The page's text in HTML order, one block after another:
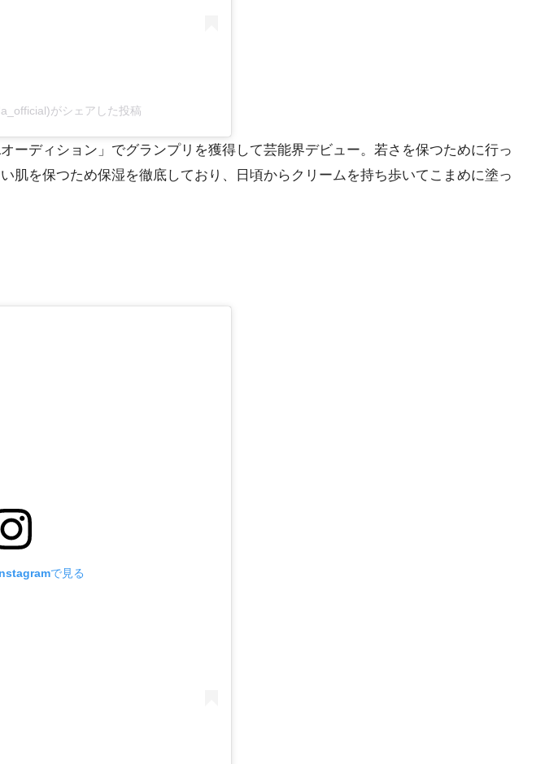
がシェアした投稿
ーディション」でグランプリを獲得して芸能界デビュー。若さを保つために行っ
を保つため保湿を徹底しており、日頃からクリームを持ち歩いてこまめに塗っ
で見る